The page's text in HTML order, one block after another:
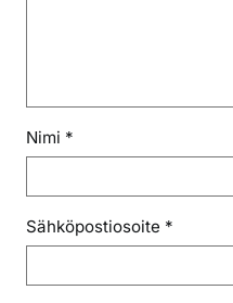
Nimi *
Sähköpostiosoite *